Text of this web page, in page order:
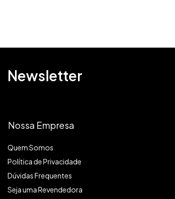
Newsletter
Nossa Empresa
Quem Somos
Política de Privacidade
Dúvidas Frequentes
Seja uma Revendedora